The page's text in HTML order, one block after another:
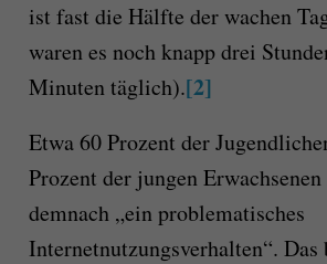
ist fast die Hälfte der wachen
waren es noch knapp drei
Minuten täglich).[2]
Etwa 60 Prozent der
Prozent der jungen
demnach „ein problematisches
Internetnutzungsverhalten“.